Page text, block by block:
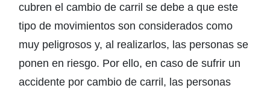
cubren el cambio de carril se debe a que este
tipo de movimientos son considerados como
muy peligrosos y, al realizarlos, las personas se
ponen en riesgo. Por ello, en caso de sufrir un
accidente por cambio de carril, las personas